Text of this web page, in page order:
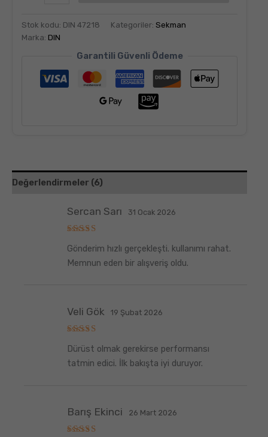
Stok kodu: DIN 47218 Kategoriler: Sekman
Marka: DIN
Garantili Güvenli Ödeme
Değerlendirmeler (6)
üzerinden
5oy aldı
Sercan Sarı 31 Ocak 2026
Gönderim hızlı gerçekleşti. kullanımı rahat.
Memnun eden bir alışveriş oldu.
üzerinden
5
oy aldı
Veli Gök 19 Şubat 2026
Dürüst olmak gerekirse performansı
tatmin edici. İlk bakışta iyi duruyor.
Barış Ekinci 26 Mart 2026